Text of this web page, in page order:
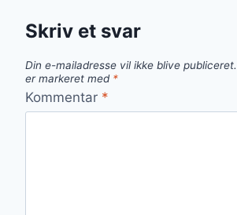
Skriv et svar
Din e-mailadresse vil ikke blive publiceret.
er markeret med *
Kommentar *